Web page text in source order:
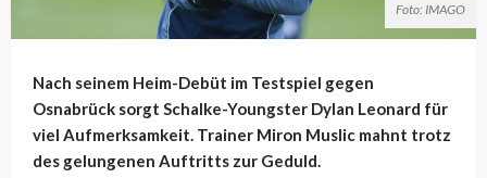
Foto: IMAGO
Nach seinem Heim-Debüt im Testspiel gegen
Osnabrück sorgt Schalke-Youngster Dylan Leonard für
viel Aufmerksamkeit. Trainer Miron Muslic mahnt trotz
des gelungenen Auftritts zur Geduld.